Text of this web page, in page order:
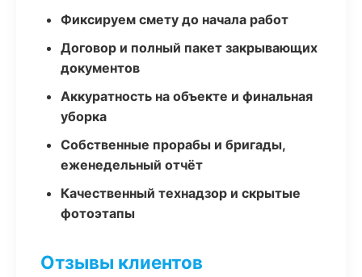
Фиксируем смету до начала работ
Договор и полный пакет закрывающих
документов
Аккуратность на объекте и финальная
уборка
Собственные прорабы и бригады,
еженедельный отчёт
Качественный технадзор и скрытые
фотоэтапы
Отзывы клиентов